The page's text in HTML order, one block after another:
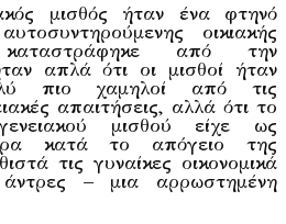
μισθός ήταν ένα φτηνό
οικιακής
από την
απλά ότι οι μισθοί ήταν
πιο χαμηλοί από τις
απαιτήσεις, αλλά ότι το
μισθού είχε ως
κατά το απόγειο της
τις γυναίκες οικονομικά
– μια αρρωστημένη